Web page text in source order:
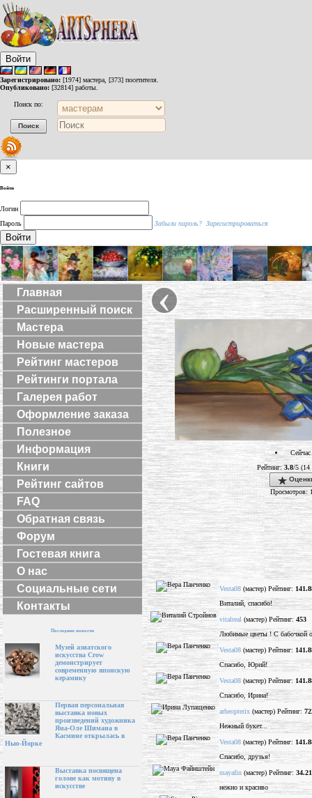
Войти
Зарегистрировано: [1974] мастера, [373] посетителя.
Опубликовано: [32814] работы.
Поиск по:
×
Войти
Логин
Пароль
Забыли пароль? Зарегистрироваться
Войти
Главная
Расширенный поиск
Мастера
Новые мастера
Рейтинг мастеров
Рейтинги портала
Галерея работ
Оформление заказа
Полезное
Информация
Книги
Рейтинг сайтов
FAQ
Обратная связь
Форум
Гостевая книга
О нас
Социальные сети
Контакты
Последние новости
Музей азиатского
искусства Crow
демонстрирует
современную японскую
керамику
Первая персональная
выставка новых
произведений художника
Яна-Оле Шимана в
Касмине открылась в
Нью-Йорке
Выставка посвящена
голове как мотиву в
искусстве
‹
Рейтинг:3.8/5 (14
Просмотров:
Vesta08 (мастер) Рейтинг:
Виталий, спасибо!
vitalreal (мастер) Рейтинг: 453
Любимые цветы ! С бабочкой
Vesta08 (мастер) Рейтинг:
Спасибо, Юрий!
Vesta08 (мастер) Рейтинг:
Спасибо, Ирина!
arheopterix (мастер) Рейтинг:
Нежный букет...
Vesta08 (мастер) Рейтинг:
Спасибо, друзья!
mayafin (мастер) Рейтинг: 34.21
нежно и красиво